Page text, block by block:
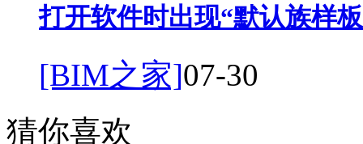
打开软件时出现“默认族样
[BIM之家]07-30
猜你喜欢